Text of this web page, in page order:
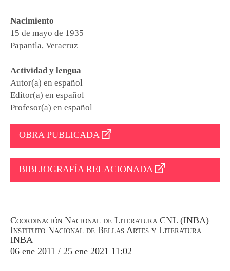
Nacimiento
15 de mayo de 1935
Papantla, Veracruz
Actividad y lengua
Autor(a) en español
Editor(a) en español
Profesor(a) en español
OBRA PUBLICADA
BIBLIOGRAFÍA RELACIONADA
Coordinación Nacional de Literatura CNL (INBA)
Instituto Nacional de Bellas Artes y Literatura
INBA
06 ene 2011 / 25 ene 2021 11:02